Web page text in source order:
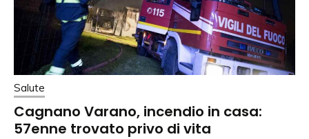
Salute
Cagnano Varano, incendio in casa:
57enne trovato privo di vita